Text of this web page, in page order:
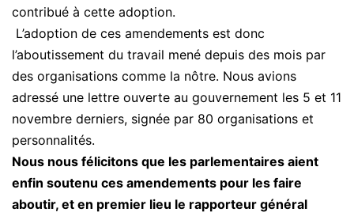
contribué à cette adoption.
L’adoption de ces amendements est donc
l’aboutissement du travail mené depuis des mois par
des organisations comme la nôtre. Nous avions
adressé une lettre ouverte au gouvernement les 5 et 11
novembre derniers, signée par 80 organisations et
personnalités.
Nous nous félicitons que les parlementaires aient
enfin soutenu ces amendements pour les faire
aboutir, et en premier lieu le rapporteur général